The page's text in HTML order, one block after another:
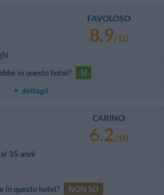
FAVOLOSO
8.9/10
in questo hotel?
SI
dettagli
35 anni
CARINO
6.2/10
in questo hotel?
NON SO